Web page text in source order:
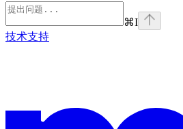
⌘I
技术支持